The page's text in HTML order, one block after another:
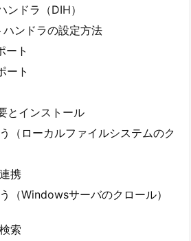
ドラ（DIH）
ンドラの設定方法
ート
ート
とインストール
（ローカルファイルシステムのク
携
（Windowsサーバのクロール）
索